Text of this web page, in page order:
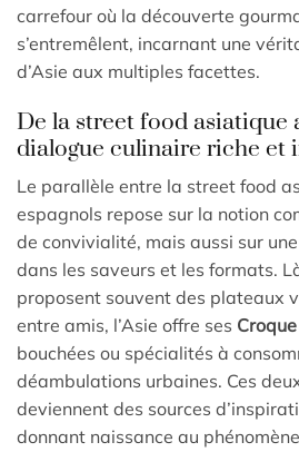
carrefour où la découverte
s’entremêlent, incarnant une
d’Asie aux multiples facettes.
De la street food asiatique
dialogue culinaire riche et
Le parallèle entre la street food
espagnols repose sur la notion
de convivialité, mais aussi sur
dans les saveurs et les formats.
proposent souvent des plateaux
entre amis, l’Asie offre ses
bouchées ou spécialités à
déambulations urbaines. Ces
deviennent des sources
donnant naissance au